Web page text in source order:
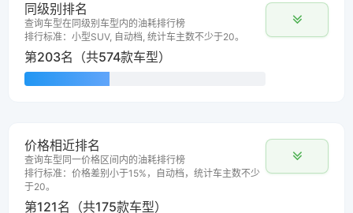
同级别排名
查询车型在同级别车型内的油耗排行榜
排行标准：小型SUV, 自动档, 统计车主数不少于20。
第203名（共574款车型）
价格相近排名
查询车型同一价格区间内的油耗排行榜
排行标准：价格差别小于15%，自动档，统计车主数不少
于20。
第121名（共175款车型）